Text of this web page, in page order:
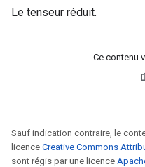
Le tenseur réduit.
Ce contenu
Sauf indication contraire, le
licence Creative Commons
sont régis par une licence